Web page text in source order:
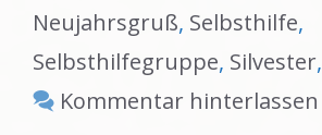
Neujahrsgruß, Selbsthilfe,
Selbsthilfegruppe, Silvester,
Kommentar hinterlassen